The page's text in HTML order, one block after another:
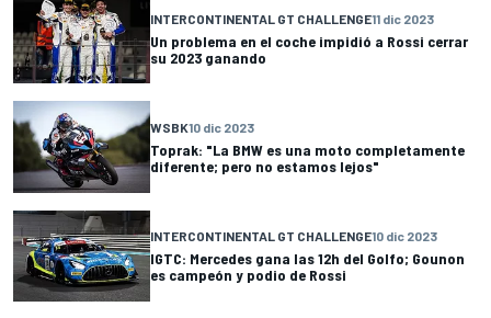
INTERCONTINENTAL GT CHALLENGE11 dic 2023
Un problema en el coche impidió a Rossi cerrar
su 2023 ganando
WSBK10 dic 2023
Toprak: "La BMW es una moto completamente
diferente; pero no estamos lejos"
INTERCONTINENTAL GT CHALLENGE10 dic 2023
IGTC: Mercedes gana las 12h del Golfo; Gounon
es campeón y podio de Rossi